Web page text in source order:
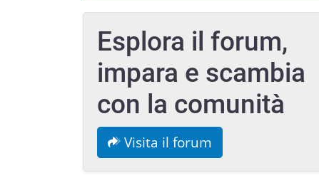
Esplora il forum,
impara e scambia
con la comunità
Visita il forum